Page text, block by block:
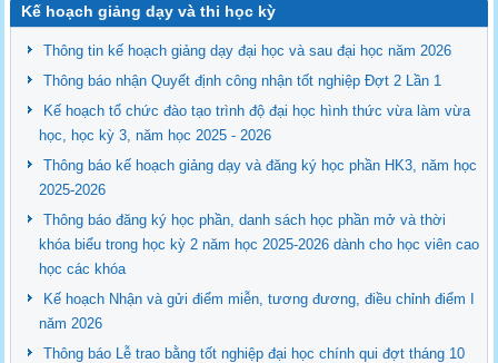
Kế hoạch giảng dạy và thi học kỳ
Thông tin kế hoạch giảng dạy đại học và sau đại học năm 2026
Thông báo nhận Quyết định công nhận tốt nghiệp Đợt 2 Lần 1
Kế hoạch tổ chức đào tạo trình độ đại học hình thức vừa làm vừa
học, học kỳ 3, năm học 2025 - 2026
Thông báo kế hoạch giảng dạy và đăng ký học phần HK3, năm học
2025-2026
Thông báo đăng ký học phần, danh sách học phần mở và thời
khóa biểu trong học kỳ 2 năm học 2025-2026 dành cho học viên cao
học các khóa
Kế hoạch Nhận và gửi điểm miễn, tương đương, điều chỉnh điểm I
năm 2026
Thông báo Lễ trao bằng tốt nghiệp đại học chính qui đợt tháng 10